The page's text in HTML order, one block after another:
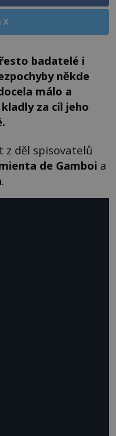
X
badatelé i
někde
málo a
za cíl jeho
z děl spisovatelů
de Gamboi a
.